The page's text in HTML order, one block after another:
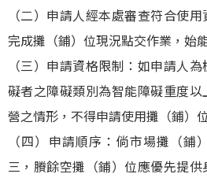
（二）申請人經本處審查符合使
完成攤（鋪）位現況點交作業，始
（三）申請資格限制：如申請人
礙者之障礙類別為智能障礙重度
營之情形，不得申請使用攤（鋪）
（四）申請順序：倘市場攤（鋪
三，賸餘空攤（鋪）位應優先提